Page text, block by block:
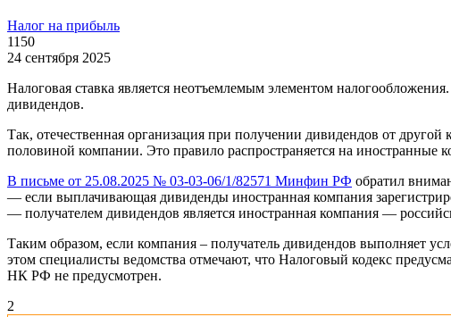
Налог на прибыль
1150
24 сентября 2025
Налоговая ставка является неотъемлемым элементом
дивидендов.
Так, отечественная организация при получении дивидендов от
половиной компании. Это правило распространяется на иностранные
В письме от 25.08.2025 № 03-03-06/1/82571 Минфин РФ обратил
— если выплачивающая дивиденды иностранная компания
— получателем дивидендов является иностранная компания —
Таким образом, если компания – получатель дивидендов выполняет
этом специалисты ведомства отмечают, что Налоговый кодекс
НК РФ не предусмотрен.
2